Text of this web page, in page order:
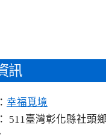
訊
幸福覓境
511臺灣彰化縣社頭